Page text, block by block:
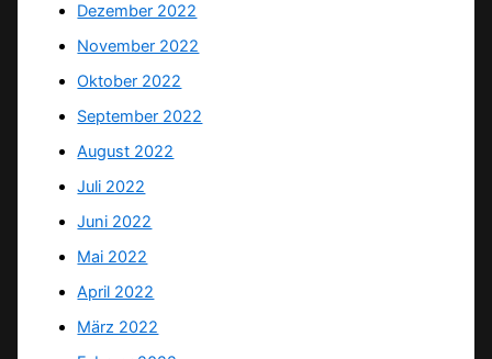
Dezember 2022
November 2022
Oktober 2022
September 2022
August 2022
Juli 2022
Juni 2022
Mai 2022
April 2022
März 2022